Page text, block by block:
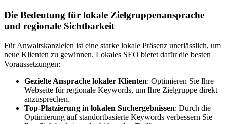
Die Bedeutung für lokale Zielgruppenansprache
und regionale Sichtbarkeit
Für Anwaltskanzleien ist eine starke lokale Präsenz unerlässlich, um
neue Klienten zu gewinnen. Lokales SEO bietet dafür die besten
Voraussetzungen:
Gezielte Ansprache lokaler Klienten: Optimieren Sie Ihre
Webseite für regionale Keywords, um Ihre Zielgruppe direkt
anzusprechen.
Top-Platzierung in lokalen Suchergebnissen: Durch die
Optimierung auf standortbasierte Keywords verbessern Sie